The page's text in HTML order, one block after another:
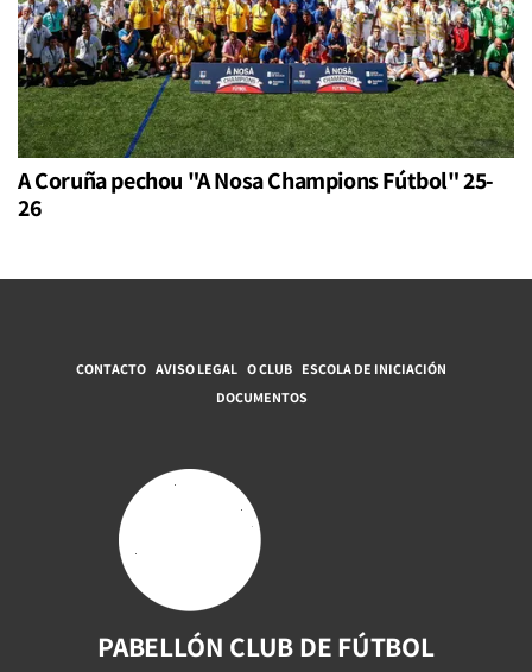
A Coruña pechou "A Nosa Champions Fútbol" 25-
26
CONTACTO AVISO LEGAL O CLUB ESCOLA DE INICIACIÓN
DOCUMENTOS
PABELLÓN CLUB DE FÚTBOL